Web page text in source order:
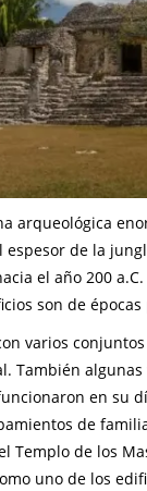
arqueológica
de la
el año 200
son de
varios
También algunas
en su
de
Templo de los
uno de los